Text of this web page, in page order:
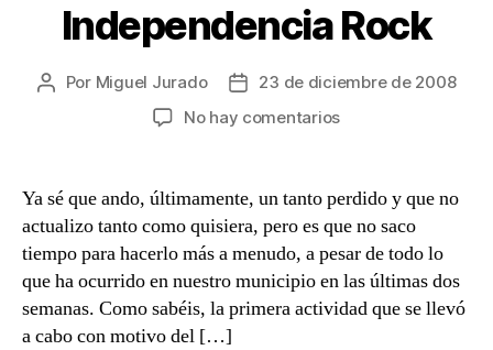
Independencia Rock
Autor
Por Miguel Jurado
Fecha23 de diciembre de 2008
No hay comentariosen
Independencia
Rock
Ya sé que ando, últimamente, un tanto perdido y que no
actualizo tanto como quisiera, pero es que no saco
tiempo para hacerlo más a menudo, a pesar de todo lo
que ha ocurrido en nuestro municipio en las últimas dos
semanas. Como sabéis, la primera actividad que se llevó
a cabo con motivo del […]